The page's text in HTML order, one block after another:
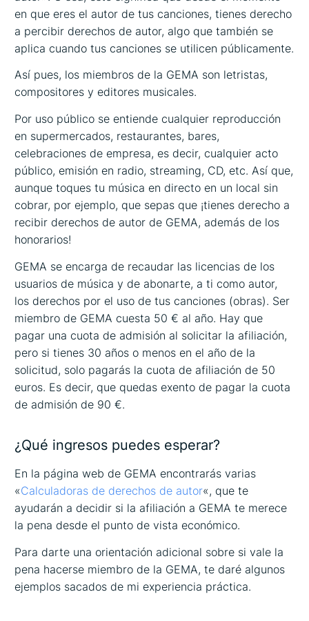
en que eres el autor de tus canciones, tienes derecho
a percibir derechos de autor, algo que también se
aplica cuando tus canciones se utilicen públicamente.
Así pues, los miembros de la GEMA son letristas,
compositores y editores musicales.
Por uso público se entiende cualquier reproducción
en supermercados, restaurantes, bares,
celebraciones de empresa, es decir, cualquier acto
público, emisión en radio, streaming, CD, etc. Así que,
aunque toques tu música en directo en un local sin
cobrar, por ejemplo, que sepas que ¡tienes derecho a
recibir derechos de autor de GEMA, además de los
honorarios!
GEMA se encarga de recaudar las licencias de los
usuarios de música y de abonarte, a ti como autor,
los derechos por el uso de tus canciones (obras). Ser
miembro de GEMA cuesta 50 € al año. Hay que
pagar una cuota de admisión al solicitar la afiliación,
pero si tienes 30 años o menos en el año de la
solicitud, solo pagarás la cuota de afiliación de 50
euros. Es decir, que quedas exento de pagar la cuota
de admisión de 90 €.
¿Qué ingresos puedes esperar?
En la página web de GEMA encontrarás varias
«Calculadoras de derechos de autor«, que te
ayudarán a decidir si la afiliación a GEMA te merece
la pena desde el punto de vista económico.
Para darte una orientación adicional sobre si vale la
pena hacerse miembro de la GEMA, te daré algunos
ejemplos sacados de mi experiencia práctica.